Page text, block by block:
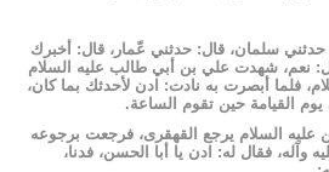
سلمان، قال: حدثني عّمار، قال: أخبرك
نعم، شهدت علي بن أبي طالب عليه السلام
فلما أبصرت به نادت: ادن لأحدثك بما كان،
القيامة حين تقوم الساعة.
عليه السلام يرجع القهقرى، فرجعت برجوعه
وآله، فقال له: ادن يا أبا الحسن، فدنا،